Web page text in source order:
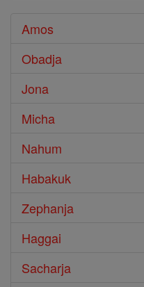
Amos
Obadja
Jona
Micha
Nahum
Habakuk
Zephanja
Haggai
Sacharja